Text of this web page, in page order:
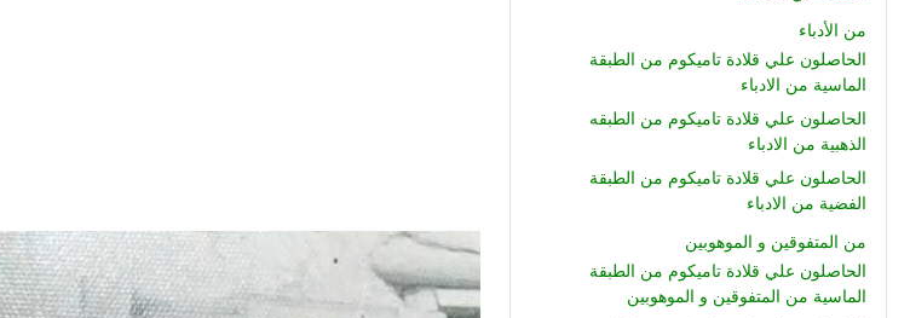
من الأدباء
الحاصلون علي قلادة تاميكوم من الطبقة
الماسية من الادباء
الحاصلون علي قلادة تاميكوم من الطبقه
الذهبية من الادباء
الحاصلون علي قلادة تاميكوم من الطبقة
الفضية من الادباء
من المتفوقين و الموهوبين
الحاصلون علي قلادة تاميكوم من الطبقة
الماسية من المتفوقين و الموهوبين